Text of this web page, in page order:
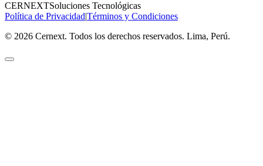
CERNEXTSoluciones Tecnológicas
Política de Privacidad|Términos y Condiciones
© 2026 Cernext. Todos los derechos reservados. Lima, Perú.